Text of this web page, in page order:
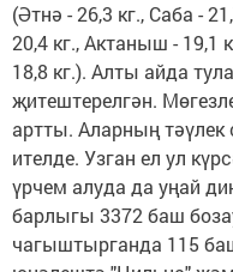
(Әтнә - 26,3 кг., Саба -
20,4 кг., Актаныш - 19,1
18,8 кг.). Алты айда
җитештерелгән.
артты. Аларның тәүлек
ителде. Узган ел ул
үрчем алуда да уңай
барлыгы 3372 баш
чагыштырганда 115